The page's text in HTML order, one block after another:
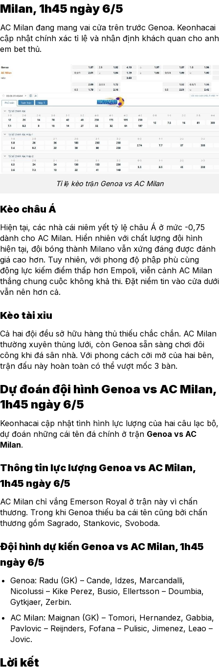
Milan, 1h45 ngày 6/5
AC Milan đang mang vai cửa trên trước Genoa. Keonhacai
cập nhật chính xác tỉ lệ và nhận định khách quan cho anh
em bet thủ.
Tỉ lệ kèo trận Genoa vs AC Milan
Kèo châu Á
Hiện tại, các nhà cái niêm yết tỷ lệ châu Á ở mức -0,75
dành cho AC Milan. Hiển nhiên với chất lượng đội hình
hiện tại, đội bóng thành Milano vẫn xứng đáng được đánh
giá cao hơn. Tuy nhiên, với phong độ phập phù cùng
động lực kiếm điểm thấp hơn Empoli, viễn cảnh AC Milan
thắng chung cuộc không khả thi. Đặt niềm tin vào cửa dưới
vẫn nên hơn cả.
Kèo tài xỉu
Cả hai đội đều sở hữu hàng thủ thiếu chắc chắn. AC Milan
thường xuyên thủng lưới, còn Genoa sẵn sàng chơi đôi
công khi đá sân nhà. Với phong cách cởi mở của hai bên,
trận đấu này hoàn toàn có thể vượt mốc 3 bàn.
Dự đoán đội hình Genoa vs AC Milan,
1h45 ngày 6/5
Keonhacai cập nhật tình hình lực lượng của hai câu lạc bộ,
dự đoán những cái tên đá chính ở trận Genoa vs AC
Milan.
Thông tin lực lượng Genoa vs AC Milan,
1h45 ngày 6/5
AC Milan chỉ vắng Emerson Royal ở trận này vì chấn
thương. Trong khi Genoa thiếu ba cái tên cũng bởi chấn
thương gồm Sagrado, Stankovic, Svoboda.
Đội hình dự kiến Genoa vs AC Milan, 1h45
ngày 6/5
Genoa: Radu (GK) – Cande, Idzes, Marcandalli,
Nicolussi – Kike Perez, Busio, Ellertsson – Doumbia,
Gytkjaer, Zerbin.
AC Milan: Maignan (GK) – Tomori, Hernandez, Gabbia,
Pavlovic – Reijnders, Fofana – Pulisic, Jimenez, Leao –
Jovic.
Lời kết